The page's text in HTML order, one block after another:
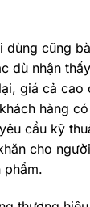
dùng cũng
dù nhận
giá cả cao
hàng
cầu kỹ
cho
phẩm.